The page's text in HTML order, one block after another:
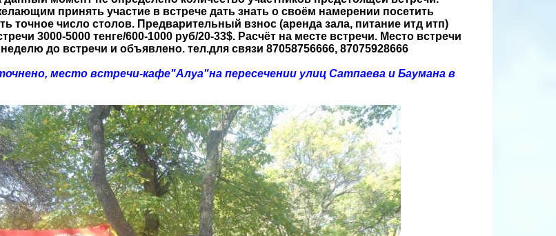
принять участие в встрече дать знать о своём намерении посетить
точное число столов. Предварительный взнос (аренда зала, питание итд итп)
3000-5000 тенге/600-1000 руб/20-33$. Расчёт на месте встречи. Место встречи
до встречи и объявлено. тел.для связи 87058756666, 87075928666
место встречи-кафе"Алуа"на пересечении улиц Сатпаева и Баумана в